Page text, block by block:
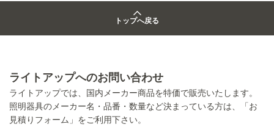
トップへ戻る
ライトアップへのお問い合わせ
ライトアップでは、国内メーカー商品を特価で販売いたします。
照明器具のメーカー名・品番・数量など決まっている方は、「お
見積りフォーム」をご利用下さい。